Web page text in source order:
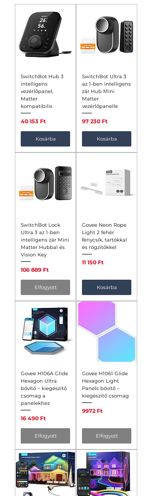
SwitchBot Hub 3
intelligens
vezérlőpanel,
Matter
kompatibilis
Ár
40 153 Ft
Kosárba
​​​​​​​SwitchBot Ultra 3
az 1-ben intelligens
zár Hub Mini
Matter
vezérlőpanelle
Ár
97 230 Ft
Kosárba
SwitchBot Lock
Ultra 3 az 1-ben
intelligens zár Mini
Matter Hubbal és
Vision Key
Ár
106 889 Ft
Elfogyott
Govee Neon Rope
Light 2 fehér
fénycsík, tartókkal
és rögzítőkkel
Ár
11 150 Ft
Kosárba
Govee H106A Glide
Hexagon Ultra
bővítő – kiegészítő
csomag a
panelekhez
Ár
16 490 Ft
Elfogyott
Govee H1061 Glide
Hexagon Light
Panels bővítő –
kiegészítő csomag
Ár
9972 Ft
Elfogyott